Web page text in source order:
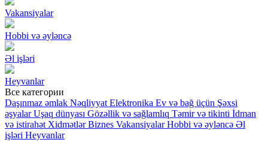
Vakansiyalar
Hobbi və əyləncə
Əl işləri
Heyvanlar
Все категории
Daşınmaz əmlak Nəqliyyat Elektronika Ev və bağ üçün Şəxsi
əşyalar Uşaq dünyası Gözəllik və sağlamlıq Təmir və tikinti İdman
və istirahət Xidmətlər Biznes Vakansiyalar Hobbi və əyləncə Əl
işləri Heyvanlar